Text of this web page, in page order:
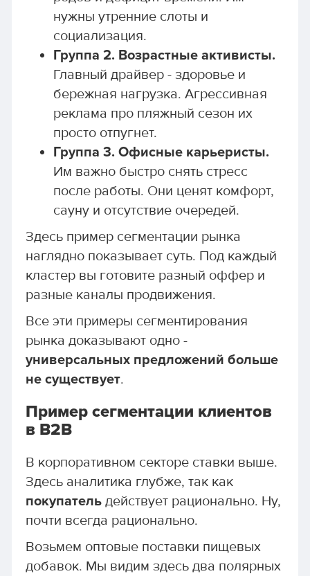
нужны утренние слоты и
социализация.
Группа 2. Возрастные активисты.
Главный драйвер - здоровье и
бережная нагрузка. Агрессивная
реклама про пляжный сезон их
просто отпугнет.
Группа 3. Офисные карьеристы.
Им важно быстро снять стресс
после работы. Они ценят комфорт,
сауну и отсутствие очередей.
Здесь пример сегментации рынка
наглядно показывает суть. Под каждый
кластер вы готовите разный оффер и
разные каналы продвижения.
Все эти примеры сегментирования
рынка доказывают одно -
универсальных предложений больше
не существует.
Пример сегментации клиентов
в B2B
В корпоративном секторе ставки выше.
Здесь аналитика глубже, так как
покупательдействует рационально. Ну,
почти всегда рационально.
Возьмем оптовые поставки пищевых
добавок. Мы видим здесь два полярных